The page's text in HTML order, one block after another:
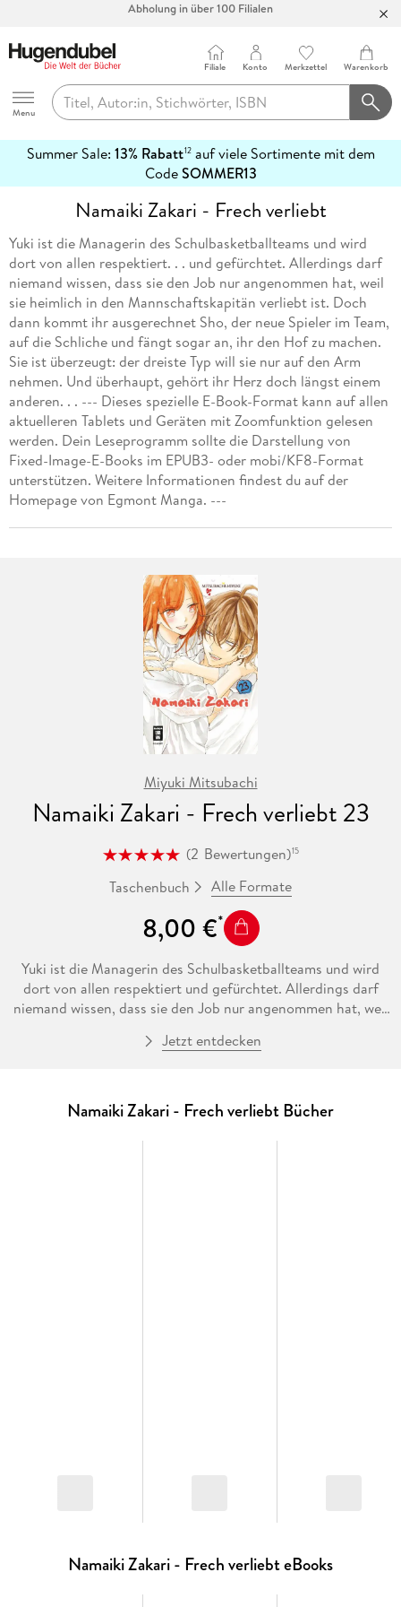
100 Tage Rückgaberecht***
Hugendubel
Menu
Filiale Konto Merkzettel Warenkorb
Summer Sale: 13% Rabatt12auf viele Sortimente mit dem
CodeSOMMER13
erfahren
Namaiki Zakari - Frech verliebt
Yuki ist die Managerin des Schulbasketballteams und wird
dort von allen respektiert. . . und gefürchtet. Allerdings darf
niemand wissen, dass sie den Job nur angenommen hat, weil
sie heimlich in den Mannschaftskapitän verliebt ist. Doch
dann kommt ihr ausgerechnet Sho, der neue Spieler im Team,
auf die Schliche und fängt sogar an, ihr den Hof zu machen.
Sie ist überzeugt: der dreiste Typ will sie nur auf den Arm
nehmen. Und überhaupt, gehört ihr Herz doch längst einem
anderen. . . --- Dieses spezielle E-Book-Format kann auf allen
aktuelleren Tablets und Geräten mit Zoomfunktion gelesen
werden. Dein Leseprogramm sollte die Darstellung von
Fixed-Image-E-Books im EPUB3- oder mobi/KF8-Format
unterstützen. Weitere Informationen findest du auf der
Homepage von Egmont Manga. ---
Miyuki Mitsubachi
Namaiki Zakari - Frech verliebt 23
(2 Bewertungen)15
Taschenbuch Alle Formate
8,00 €
Yuki ist die Managerin des Schulbasketballteams und wird
dort von allen respektiert und gefürchtet. Allerdings darf
niemand wissen, dass sie den Job nur angenommen hat, weil
dann kommt ihr ausgerechnet Sho, der neue Spieler im
Arm nehmen. Und überhaupt, gehört ihr Herz doch längst
Jetzt entdecken
Namaiki Zakari - Frech verliebt Bücher
Namaiki Zakari - Frech verliebt eBooks